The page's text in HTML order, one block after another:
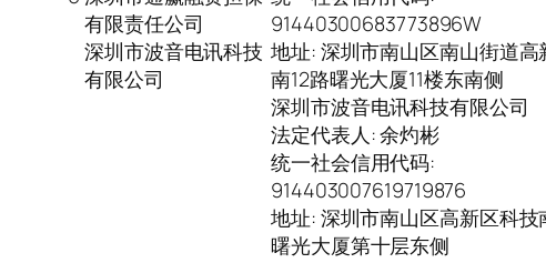
有限责任公司
深圳市波音电讯科技
有限公司
91440300683773896W
地址: 深圳市南山区南山街道高
南12路曙光大厦11楼东南侧
深圳市波音电讯科技有限公司
法定代表人: 余灼彬
统一社会信用代码:
914403007619719876
地址: 深圳市南山区高新区科技
曙光大厦第十层东侧